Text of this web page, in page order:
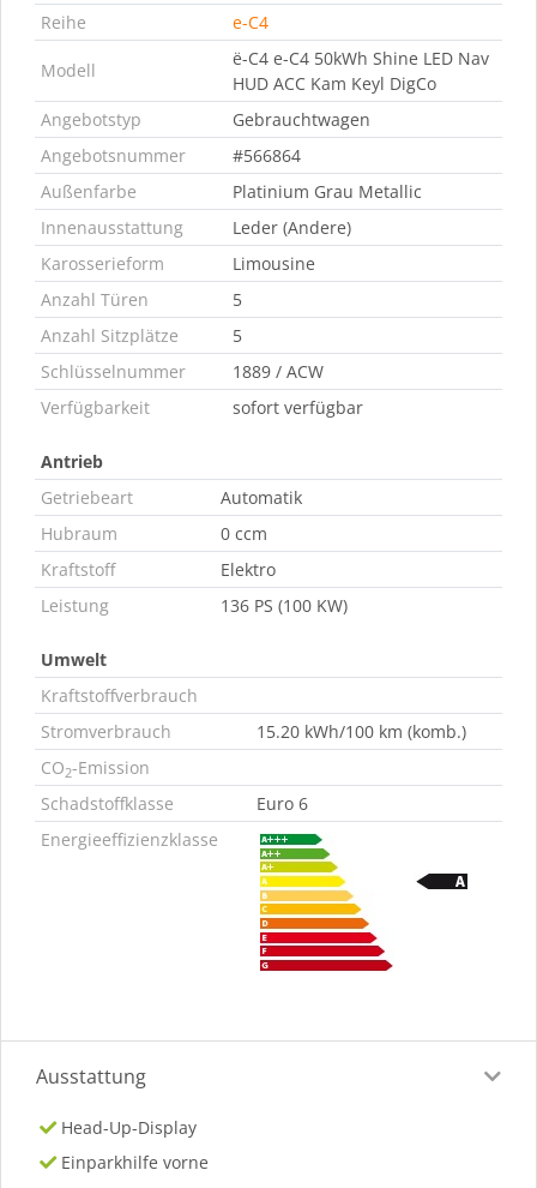
Reihe
e-C4
Modell
ë-C4 e-C4 50kWh Shine LED Nav
HUD ACC Kam Keyl DigCo
Angebotstyp
Gebrauchtwagen
Angebotsnummer
#566864
Außenfarbe
Platinium Grau Metallic
Innenausstattung
Leder (Andere)
Karosserieform
Limousine
Anzahl Türen
5
Anzahl Sitzplätze
5
Schlüsselnummer
1889 / ACW
Verfügbarkeit
sofort verfügbar
Antrieb
Getriebeart
Automatik
Hubraum
0 ccm
Kraftstoff
Elektro
Leistung
136 PS (100 KW)
Umwelt
Kraftstoffverbrauch
Stromverbrauch
15.20 kWh/100 km (komb.)
CO2-Emission
Schadstoffklasse
Euro 6
Energieeffizienzklasse
Ausstattung
Head-Up-Display
Einparkhilfe vorne